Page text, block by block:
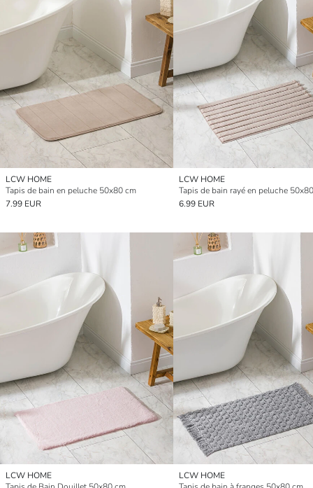
LCW HOME
Tapis de bain en peluche 50x80 cm
7.99 EUR
LCW HOME
Tapis de bain rayé en peluche
6.99 EUR
LCW HOME
LCW HOME